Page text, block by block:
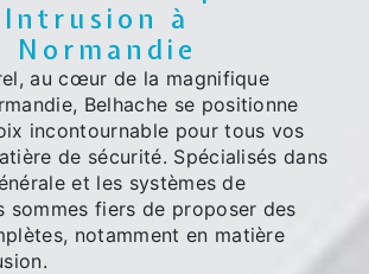
à
Normandie
au cœur de la magnifique
Belhache se positionne
incontournable pour tous vos
de sécurité. Spécialisés dans
et les systèmes de
sommes fiers de proposer des
notamment en matière